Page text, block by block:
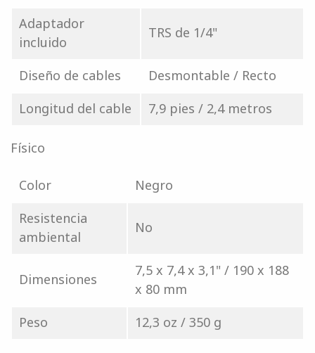
Adaptador
incluido
TRS de 1/4"
Diseño de cables
Desmontable / Recto
Longitud del cable
7,9 pies / 2,4 metros
Físico
Color
Negro
Resistencia
ambiental
No
Dimensiones
7,5 x 7,4 x 3,1" / 190 x 188
x 80 mm
Peso
12,3 oz / 350 g